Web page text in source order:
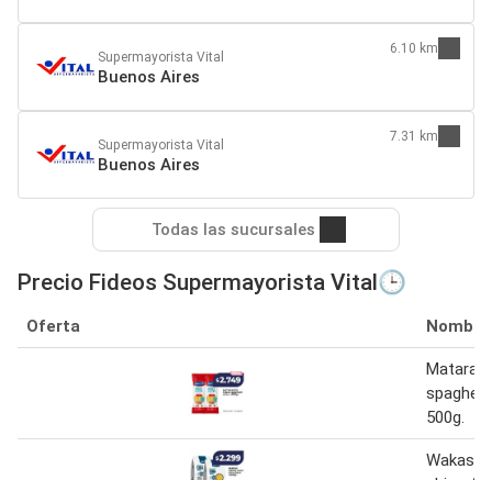
Supermayorista Vital
Buenos Aires
6.10 km
Supermayorista Vital
Buenos Aires
7.31 km
Todas las sucursales
Precio Fideos Supermayorista Vital🕒
Oferta Nombre
500g.
Wakas